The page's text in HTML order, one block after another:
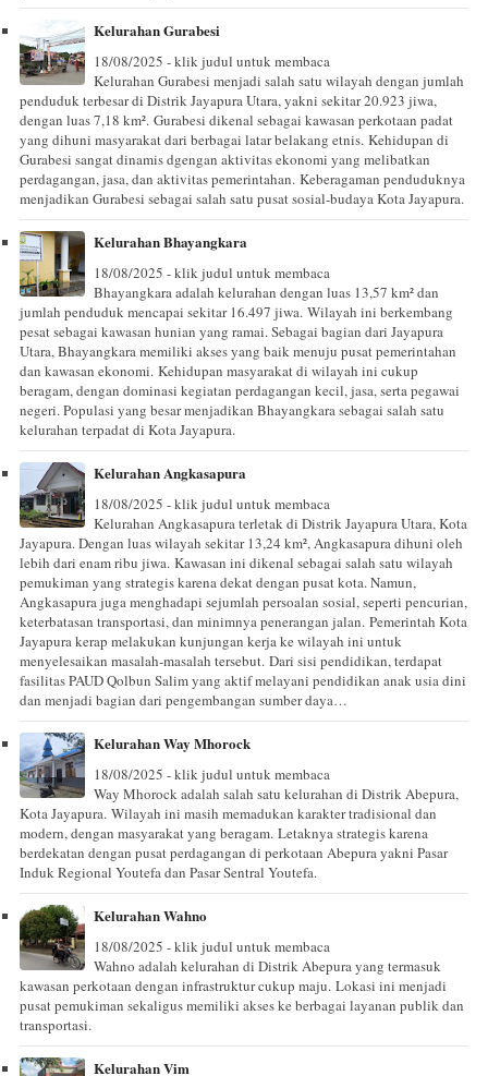
Kelurahan Gurabesi
18/08/2025 - klik judul untuk membaca
Kelurahan Gurabesi menjadi salah satu wilayah dengan jumlah
penduduk terbesar di Distrik Jayapura Utara, yakni sekitar 20.923 jiwa,
dengan luas 7,18 km². Gurabesi dikenal sebagai kawasan perkotaan padat
yang dihuni masyarakat dari berbagai latar belakang etnis. Kehidupan di
Gurabesi sangat dinamis dgengan aktivitas ekonomi yang melibatkan
perdagangan, jasa, dan aktivitas pemerintahan. Keberagaman penduduknya
menjadikan Gurabesi sebagai salah satu pusat sosial-budaya Kota Jayapura.
Kelurahan Bhayangkara
18/08/2025 - klik judul untuk membaca
Bhayangkara adalah kelurahan dengan luas 13,57 km² dan
jumlah penduduk mencapai sekitar 16.497 jiwa. Wilayah ini berkembang
pesat sebagai kawasan hunian yang ramai. Sebagai bagian dari Jayapura
Utara, Bhayangkara memiliki akses yang baik menuju pusat pemerintahan
dan kawasan ekonomi. Kehidupan masyarakat di wilayah ini cukup
beragam, dengan dominasi kegiatan perdagangan kecil, jasa, serta pegawai
negeri. Populasi yang besar menjadikan Bhayangkara sebagai salah satu
kelurahan terpadat di Kota Jayapura.
Kelurahan Angkasapura
18/08/2025 - klik judul untuk membaca
Kelurahan Angkasapura terletak di Distrik Jayapura Utara, Kota
Jayapura. Dengan luas wilayah sekitar 13,24 km², Angkasapura dihuni oleh
lebih dari enam ribu jiwa. Kawasan ini dikenal sebagai salah satu wilayah
pemukiman yang strategis karena dekat dengan pusat kota. Namun,
Angkasapura juga menghadapi sejumlah persoalan sosial, seperti pencurian,
keterbatasan transportasi, dan minimnya penerangan jalan. Pemerintah Kota
Jayapura kerap melakukan kunjungan kerja ke wilayah ini untuk
menyelesaikan masalah-masalah tersebut. Dari sisi pendidikan, terdapat
fasilitas PAUD Qolbun Salim yang aktif melayani pendidikan anak usia dini
dan menjadi bagian dari pengembangan sumber daya…
Kelurahan Way Mhorock
18/08/2025 - klik judul untuk membaca
Way Mhorock adalah salah satu kelurahan di Distrik Abepura,
Kota Jayapura. Wilayah ini masih memadukan karakter tradisional dan
modern, dengan masyarakat yang beragam. Letaknya strategis karena
berdekatan dengan pusat perdagangan di perkotaan Abepura yakni Pasar
Induk Regional Youtefa dan Pasar Sentral Youtefa.
Kelurahan Wahno
18/08/2025 - klik judul untuk membaca
Wahno adalah kelurahan di Distrik Abepura yang termasuk
kawasan perkotaan dengan infrastruktur cukup maju. Lokasi ini menjadi
pusat pemukiman sekaligus memiliki akses ke berbagai layanan publik dan
transportasi.
Kelurahan Vim